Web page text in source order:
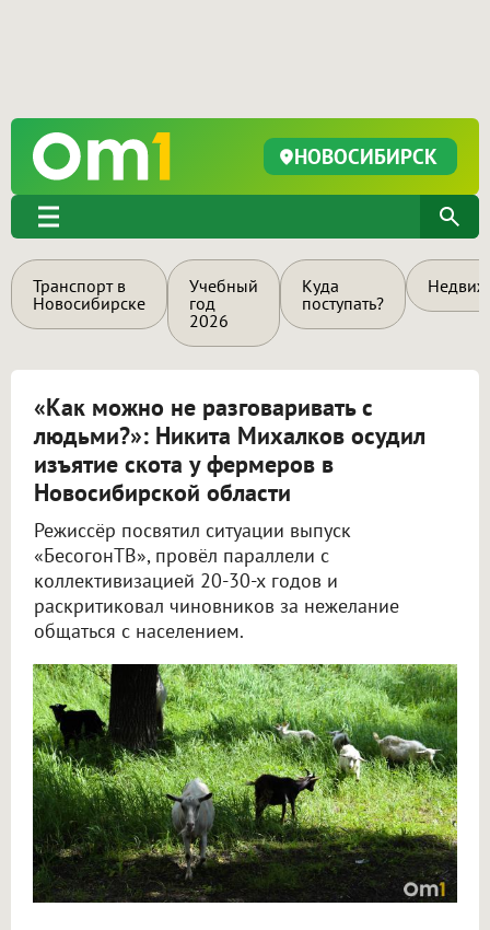
НОВОСИБИРСК
Транспорт в
Новосибирске
Учебный
год
2026
Куда
поступать?
«Как можно не разговаривать с
людьми?»: Никита Михалков осудил
изъятие скота у фермеров в
Новосибирской области
Режиссёр посвятил ситуации выпуск
«БесогонТВ», провёл параллели с
коллективизацией 20-30-х годов и
раскритиковал чиновников за нежелание
общаться с населением.